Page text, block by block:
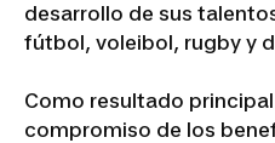
desarrollo de sus
fútbol, voleibol, rugby y
Como resultado
compromiso de los